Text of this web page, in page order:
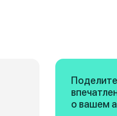
о вашем